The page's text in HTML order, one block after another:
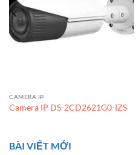
CAMERA IP
Camera IP DS-2CD2621G0-IZS
BÀI VIẾT MỚI